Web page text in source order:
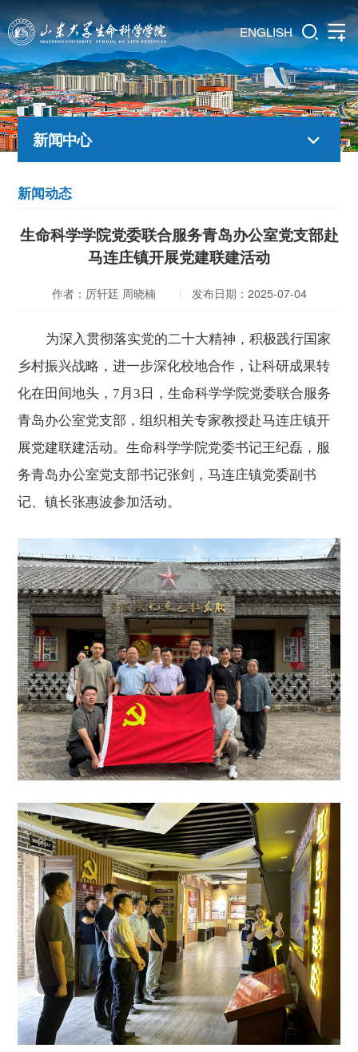
ENGLISH
新闻中心
新闻动态
生命科学学院党委联合服务青岛办公室党支部赴
马连庄镇开展党建联建活动
作者：厉轩廷 周晓楠 发布日期：2025-07-04
为深入贯彻落实党的二十大精神 ， 积极践行国家
乡村振兴战略，进一步深化校地合作 ，让科研成果转
化在田间地头， 7月3日，生命科学学院党委联合服务
青岛办公室党支部 ，组织相关专家教授赴马连庄镇开
展党建联建活动。生命科学学院党委书记王纪磊 ， 服
务青岛办公室党支部书记张剑 ，马连庄镇党委副书
记、镇长张惠波参加活动。